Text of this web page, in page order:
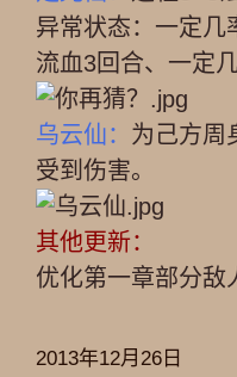
异常状态：一定几
流血3回合、一定
乌云仙： 为己方周
受到伤害。
其他更新：
优化第一章部分敌
2013年12月26日